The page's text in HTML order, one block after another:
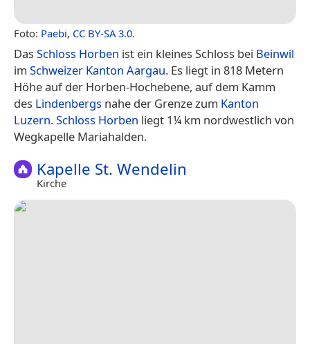
Foto: Paebi, CC BY-SA 3.0.
Das Schloss Horben ist ein kleines Schloss bei Beinwil
im Schweizer Kanton Aargau. Es liegt in 818 Metern
Höhe auf der Horben-Hochebene, auf dem Kamm
des Lindenbergs nahe der Grenze zum Kanton
Luzern.Schloss Horben liegt 1¼ km nordwestlich von
Wegkapelle Mariahalden.
Kapelle St. Wendelin
Kirche